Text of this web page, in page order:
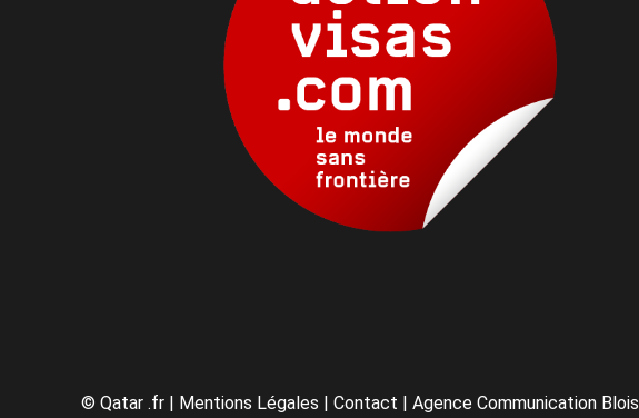
© Qatar .fr | Mentions Légales | Contact | Agence Communication Blois